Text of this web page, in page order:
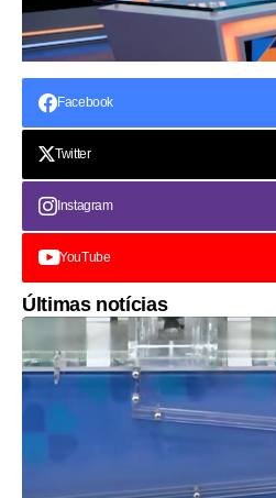
Facebook
Twitter
Instagram
YouTube
Últimas notícias